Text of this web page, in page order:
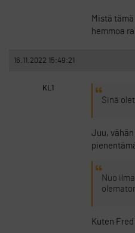
Mistä
hemmoa
16.11.2022 15:49:21
KL1
Sinä
Juu, vähän
Nuo
Kuten